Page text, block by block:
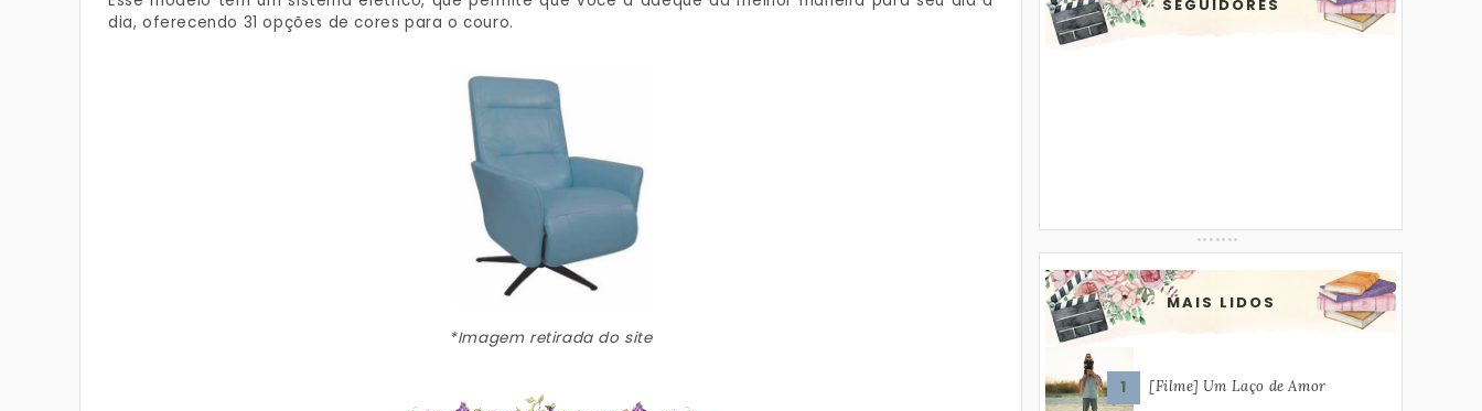
dia, oferecendo 31 opções de cores para o couro.
*Imagem retirada do site
SEGUIDORES
MAIS LIDOS
[Filme] Um Laço de Amor